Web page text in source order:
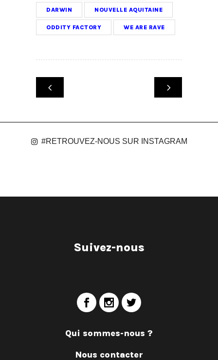
DARWIN NOUVELLE AQUITAINE
ODDITY FACTORY WE ARE RAVE
#RETROUVEZ-NOUS SUR INSTAGRAM
Suivez-nous
Qui sommes-nous ?
Nous contacter